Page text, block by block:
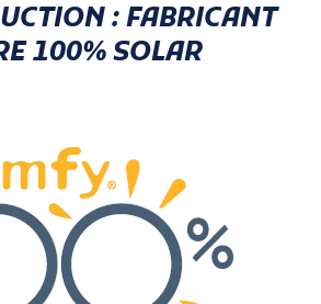
: FABRICANT
100% SOLAR